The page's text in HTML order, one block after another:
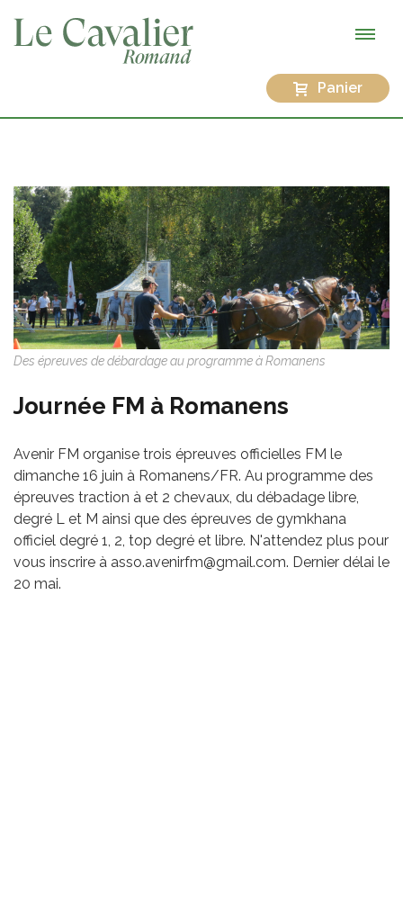
Panier
Des épreuves de débardage au programme à Romanens
Journée FM à Romanens
Avenir FM organise trois épreuves officielles FM le
dimanche 16 juin à Romanens/FR. Au programme des
épreuves traction à et 2 chevaux, du débadage libre,
degré L et M ainsi que des épreuves de gymkhana
officiel degré 1, 2, top degré et libre. N'attendez plus pour
vous inscrire à asso.avenirfm@gmail.com. Dernier délai le
20 mai.